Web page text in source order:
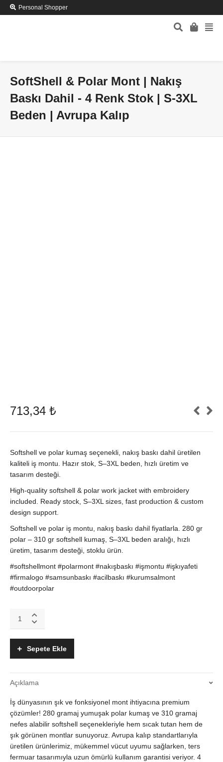
Personal Shopper
SoftShell & Polar Mont | Nakış
Baskı Dahil - 4 Renk Stok | S-3XL
Beden | Avrupa Kalıp
713,34 ₺
Softshell ve polar kumaş seçenekli, nakış baskı dahil üretilen
kaliteli iş montu. Hazır stok, S–3XL beden, hızlı üretim ve
tasarım desteği.
High-quality softshell & polar work jacket with embroidery
included. Ready stock, S–3XL sizes, fast production & custom
design support.
Softshell ve polar iş montu, nakış baskı dahil fiyatlarla. 280 gr
polar – 310 gr softshell kumaş, S–3XL beden aralığı, hızlı
üretim, tasarım desteği, stoklu ürün.
#softshellmont #polarmont #nakışbaskı #işmontu #işkıyafeti
#firmalogo #samsunbaskı #acilbaskı #kurumsalmont
#outdoorpolar
Softshell
Polar
Nakış
Dahil
|
Üretim
&
Kaliteli
İmalat
quantity
Sepete Ekle
Açıklama
İş dünyasının şık ve fonksiyonel mont ihtiyacına premium
çözümler! 280 gramaj yumuşak polar kumaş ve 310 gramaj
nefes alabilir softshell seçenekleriyle hem sıcak tutan hem de
şık görünen montlar sunuyoruz. Avrupa kalıp standartlarıyla
üretilen ürünlerimiz, mükemmel vücut uyumu sağlarken, ters
fermuar tasarımıyla uzun ömürlü kullanım garantisi veriyor. 4